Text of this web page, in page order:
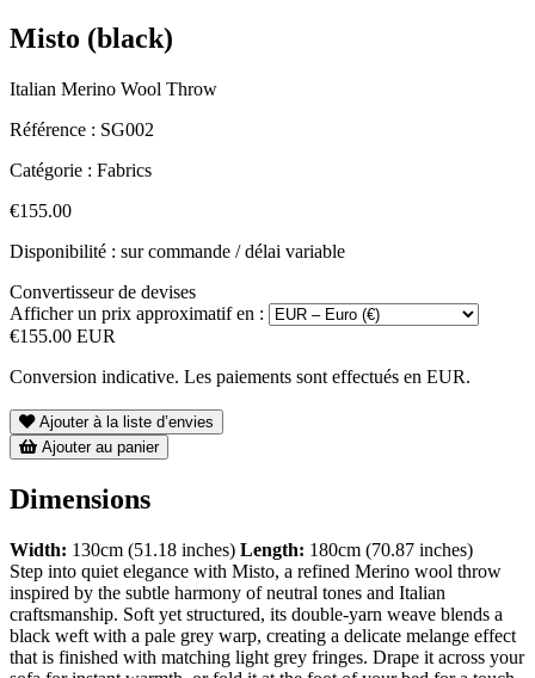
Misto (black)
Italian Merino Wool Throw
Référence : SG002
Catégorie : Fabrics
€155.00
Disponibilité : sur commande / délai variable
Convertisseur de devises
Afficher un prix approximatif en :
€155.00 EUR
Conversion indicative. Les paiements sont effectués en EUR.
Ajouter à la liste d’envies
Ajouter au panier
Dimensions
Width: 130cm (51.18 inches) Length: 180cm (70.87 inches)
Step into quiet elegance with Misto, a refined Merino wool throw
inspired by the subtle harmony of neutral tones and Italian
craftsmanship. Soft yet structured, its double-yarn weave blends a
black weft with a pale grey warp, creating a delicate melange effect
that is finished with matching light grey fringes. Drape it across your